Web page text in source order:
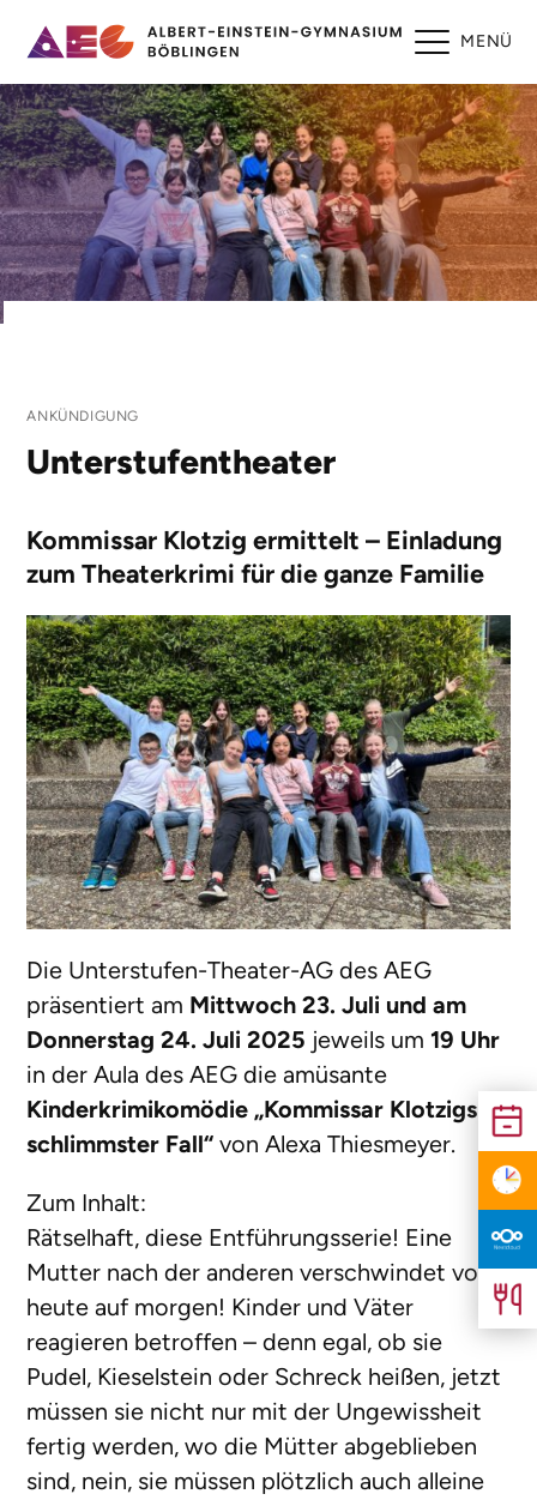
ANKÜNDIGUNG
Unterstufentheater
Kommissar Klotzig ermittelt – Einladung
zum Theaterkrimi für die ganze Familie
Die Unterstufen-Theater-AG des AEG
präsentiert am Mittwoch 23. Juli und am
Donnerstag 24. Juli 2025 jeweils um 19 Uhr
in der Aula des AEG die amüsante
Kinderkrimikomödie „Kommissar Klotzigs
schlimmster Fall“ von Alexa Thiesmeyer.
Zum Inhalt:
Rätselhaft, diese Entführungsserie! Eine
Mutter nach der anderen verschwindet von
heute auf morgen! Kinder und Väter
reagieren betroffen – denn egal, ob sie
Pudel, Kieselstein oder Schreck heißen, jetzt
müssen sie nicht nur mit der Ungewissheit
fertig werden, wo die Mütter abgeblieben
sind, nein, sie müssen plötzlich auch alleine
MENÜ